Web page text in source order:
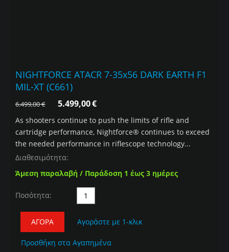
NIGHTFORCE ATACR 7-35x56 DARK EARTH F1
MIL-XT (C661)
6.499,00€ 5.499,00€
As shooters continue to push the limits of rifle and
cartridge performance, Nightforce® continues to exceed
the needed performance in riflescope technology...
Διαθεσιμότητα:
Άμεση παραλαβή / Παράδοση 1 έως 3 ημέρες
Ποσότητα:
ΑΓΟΡΆ Αγοράστε με 1-κλικ
Προσθήκη στα Αγαπημένα